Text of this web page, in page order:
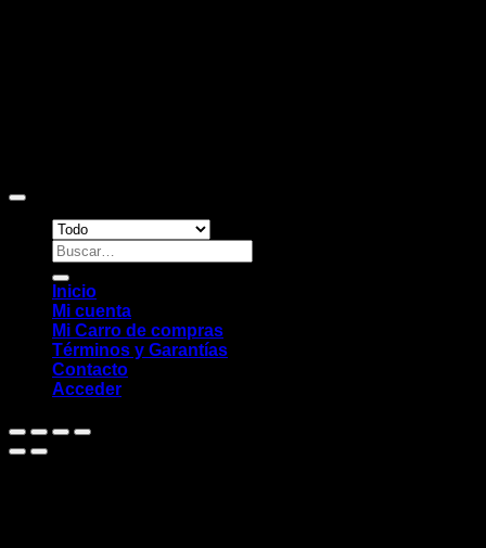
Buscar
por:
Inicio
Mi cuenta
Mi Carro de compras
Términos y Garantías
Contacto
Acceder